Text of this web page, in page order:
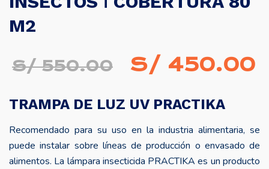
M2
S/550.00
El
original
era:
S/ 550.00.
S/ 450.00
TRAMPA DE LUZ UV PRACTIKA
Recomendado para su uso en la industria alimentaria, se
puede instalar sobre líneas de producción o envasado de
alimentos. La lámpara insecticida PRACTIKA es un producto